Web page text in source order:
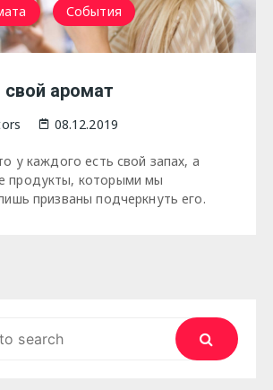
События
свой аромат
08.12.2019
у каждого есть свой запах, а
продукты, которыми мы
призваны подчеркнуть его.